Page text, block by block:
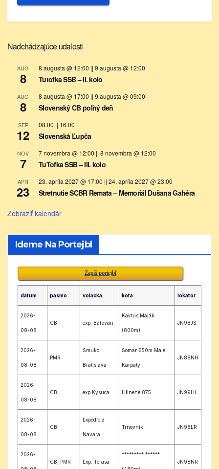
Nadchádzajúce udalosti
AUG
8
8 augusta @ 12:00 || 9 augusta @ 12:00
Tutofka SSB – II. kolo
AUG
8
8 augusta @ 17:00 || 9 augusta @ 09:00
Slovenský CB poľný deň
SEP
12
08:00 || 16:00
Slovenská Ľupča
NOV
7
7 novembra @ 12:00 || 8 novembra @ 12:00
TuTofka SSB – III. kolo
APR
23
23. apríla 2027 @ 17:00 || 24. apríla 2027 @ 23:00
Stretnutie SCBR Remata – Memoriál Dušana Gahéra
Zobraziť kalendár
Ideme Na Portejbl
Zapíš portejbl
datum pasmo volacka kota lokator
2026-
08-08
CB exp. Baťovan
Kaktus Maják
(800m)
JN98JS
2026-
08-08
PMR
Smuko
Bratislava
Somar 650m Male
Karpaty
JN88NH
2026-
08-08
CB exp.Kysuca Hlinené 875 JN99HL
2026-
08-08
CB
Expedicia
Navara
Trnovník JN98LR
2026-
CB, PMR Exp. Terasa
********* ******
JN98NR